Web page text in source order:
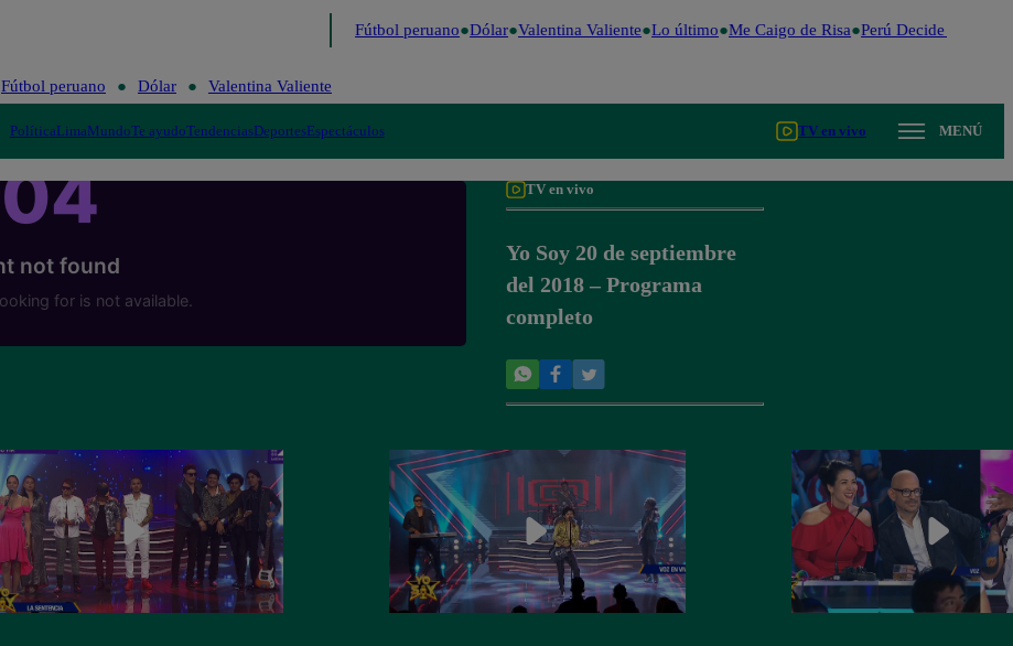
Fútbol peruano Dólar Valentina Valiente Lo último Me Caigo de Risa Perú Decide 2026
Fútbol peruano Dólar Valentina Valiente
PolíticaLimaMundoTe ayudoTendenciasDeportesEspectáculos TV en vivo MENÚ
TV en vivo
Yo Soy 20 de septiembre
del 2018 – Programa
completo